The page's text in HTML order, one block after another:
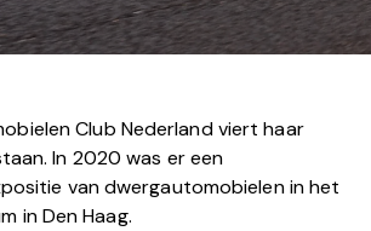
Club Nederland viert haar
In 2020 was er een
van dwergautomobielen in het
in Den Haag.